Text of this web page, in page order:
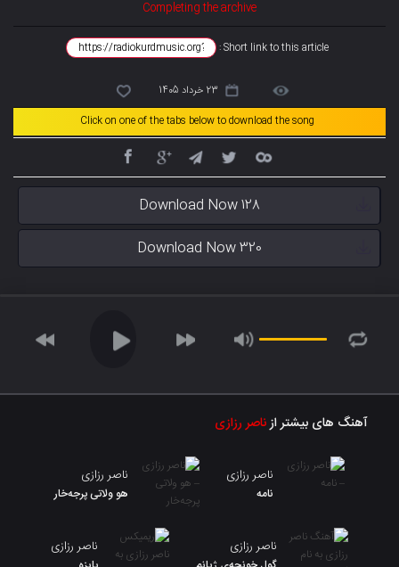
Completing the archive
Short link to this article :
23 خرداد 1405
Click on one of the tabs below to download the song
Download Now 128
Download Now 320
آهنگ های بیشتر ازناصر رزازی
ناصر رزازی
نامە
ناصر رزازی
هو ولاتی پرجەخار
ناصر رزازی ناصر رزازی